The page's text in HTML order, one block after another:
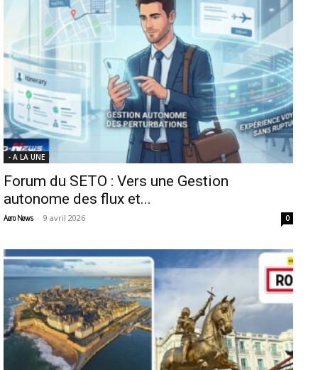
- A LA UNE
Forum du SETO : Vers une Gestion
autonome des flux et...
Aero News - 9 avril 2026 0